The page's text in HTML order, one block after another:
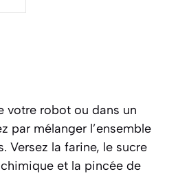
votre robot ou dans un
par mélanger l’ensemble
Versez la farine, le sucre
et la pincée de